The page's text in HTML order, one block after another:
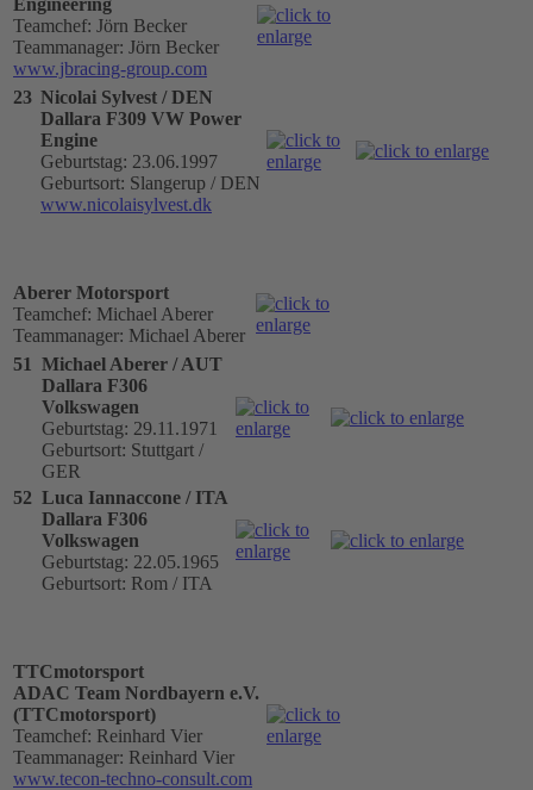
Teamchef: Jörn Becker
Teammanager: Jörn Becker
www.jbracing-group.com
23 Nicolai Sylvest / DEN
Dallara F309 VW Power
Engine
Geburtstag: 23.06.1997
Geburtsort: Slangerup / DEN
www.nicolaisylvest.dk
Aberer Motorsport
Teamchef: Michael Aberer
Teammanager: Michael Aberer
51 Michael Aberer / AUT
Dallara F306
Volkswagen
Geburtstag: 29.11.1971
Geburtsort: Stuttgart /
GER
52 Luca Iannaccone / ITA
Dallara F306
Volkswagen
Geburtstag: 22.05.1965
Geburtsort: Rom / ITA
TTCmotorsport
ADAC Team Nordbayern e.V.
(TTCmotorsport)
Teamchef: Reinhard Vier
Teammanager: Reinhard Vier
www.tecon-techno-consult.com